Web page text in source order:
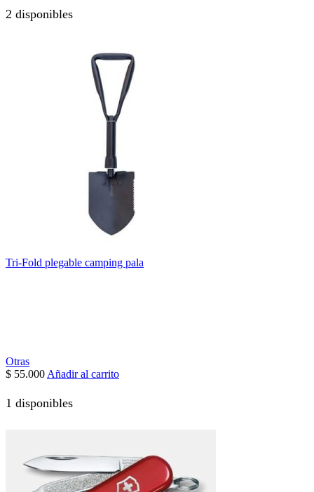
2 disponibles
Tri-Fold plegable camping pala
Otras
$ 55.000 Añadir al carrito
1 disponibles